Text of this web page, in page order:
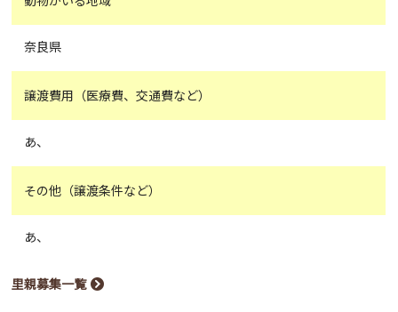
奈良県
譲渡費用（医療費、交通費など）
あ、
その他（譲渡条件など）
あ、
里親募集一覧